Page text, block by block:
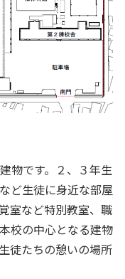
物です。２、３年生
ど生徒に身近な部屋
室など特別教室、職
校の中心となる建物
徒たちの憩いの場所